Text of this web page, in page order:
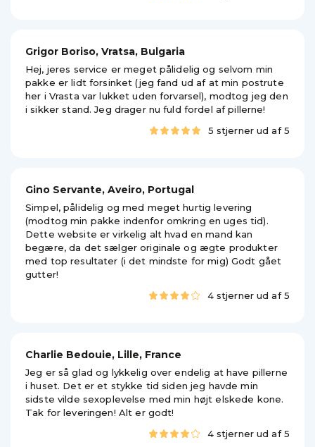
Grigor Boriso, Vratsa, Bulgaria
Hej, jeres service er meget pålidelig og selvom min
pakke er lidt forsinket (jeg fand ud af at min postrute
her i Vrasta var lukket uden forvarsel), modtog jeg den
i sikker stand. Jeg drager nu fuld fordel af pillerne!
5 stjerner ud af 5
Gino Servante, Aveiro, Portugal
Simpel, pålidelig og med meget hurtig levering
(modtog min pakke indenfor omkring en uges tid).
Dette website er virkelig alt hvad en mand kan
begære, da det sælger originale og ægte produkter
med top resultater (i det mindste for mig) Godt gået
gutter!
4 stjerner ud af 5
Charlie Bedouie, Lille, France
Jeg er så glad og lykkelig over endelig at have pillerne
i huset. Det er et stykke tid siden jeg havde min
sidste vilde sexoplevelse med min højt elskede kone.
Tak for leveringen! Alt er godt!
4 stjerner ud af 5